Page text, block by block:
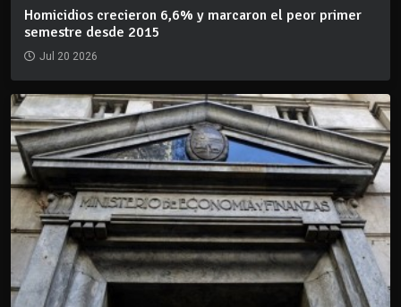
Homicidios crecieron 6,6% y marcaron el peor primer
semestre desde 2015
Jul 20 2026